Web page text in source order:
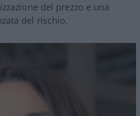
del prezzo e una
del rischio.